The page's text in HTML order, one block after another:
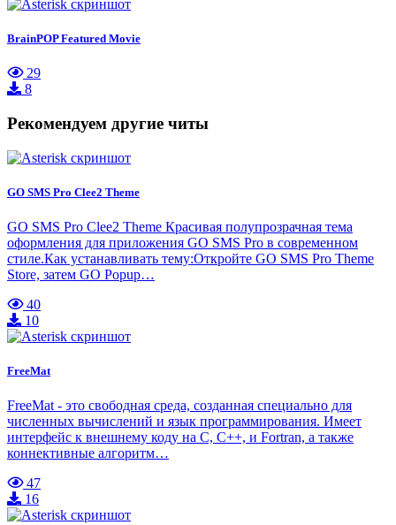
BrainPOP Featured Movie
29
8
Рекомендуем другие читы
GO SMS Pro Clee2 Theme
GO SMS Pro Clee2 Theme Красивая полупрозрачная тема
оформления для приложения GO SMS Pro в современном
стиле.Как устанавливать тему:Откройте GO SMS Pro Theme
Store, затем GO Popup…
40
10
FreeMat
FreeMat - это свободная среда, созданная специально для
численных вычислений и язык программирования. Имеет
интерфейс к внешнему коду на C, C++, и Fortran, а также
коннективные алгоритм…
47
16